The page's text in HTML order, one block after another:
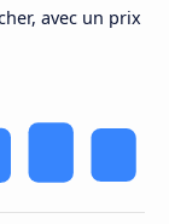
avec un prix